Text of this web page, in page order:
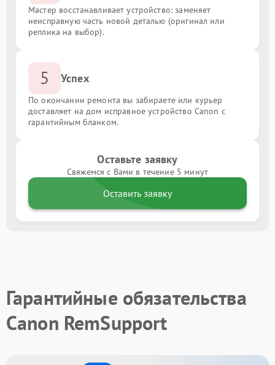
Мастер восстанавливает устройство: заменяет
неисправную часть новой деталью (оригинал или
реплика на выбор).
5 Успех
По окончании ремонта вы забираете или курьер
доставляет на дом исправное устройство Canon с
гарантийным бланком.
Оставьте заявку
Свяжемся с Вами в течение 5 минут
Оставить заявку
Гарантийные обязательства
Canon RemSupport